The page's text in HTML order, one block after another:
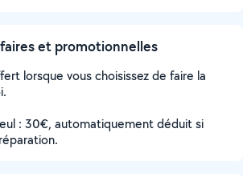
et promotionnelles
lorsque vous choisissez de faire la
: 30€, automatiquement déduit si